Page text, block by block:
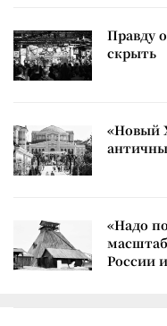
Правду
скрыть
«Новый
«Надо
России